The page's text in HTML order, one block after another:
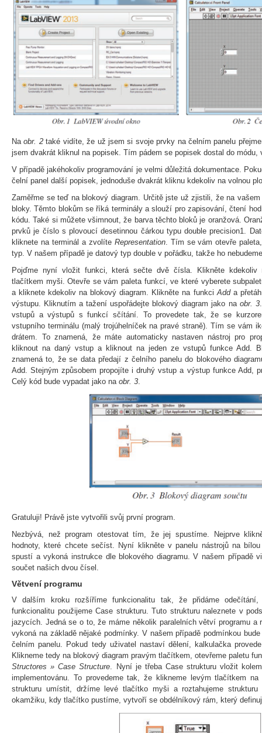
Naobr. 2také vidíte, že už jsem si svoje prvky na čelním panelu
jsem dvakrát kliknul na popisek. Tím pádem se popisek dostal do módu,
V případě jakéhokoliv programování je velmi důležitá dokumentace.
čelní panel další popisek, jednoduše dvakrát kliknu kdekoliv na volnou
Zaměřme se teď na blokový diagram. Určitě jste už zjistili, že na
bloky. Těmto blokům se říká terminály a slouží pro zapisování, čtení
kódu. Také si můžete všimnout, že barva těchto bloků je oranžová.
prvků je číslo s plovoucí desetinnou čárkou typu double precision1.
kliknete na terminál a zvolíte Representation. Tím se vám otevře
typ. V našem případě je datový typ double v pořádku, takže ho
Pojďme nyní vložit funkci, která sečte dvě čísla. Klikněte kdekoliv
tlačítkem myši. Otevře se vám paleta funkcí, ve které vyberete
a kliknete kdekoliv na blokový diagram. Klikněte na funkci Add a
výstupu. Kliknutím a tažení uspořádejte blokový diagram jako na obr. 3
vstupů a výstupů s funkcí sčítání. To provedete tak, že se
vstupního terminálu (malý trojúhelníček na pravé straně). Tím se vám
drátem. To znamená, že máte automaticky nastaven nástroj pro
kliknout na daný vstup a kliknout na jeden ze vstupů funkce Add.
znamená to, že se data předají z čelního panelu do blokového
Add. Stejným způsobem propojíte i druhý vstup a výstup funkce Add,
Celý kód bude vypadat jako na obr. 3
Gratuluji! Právě jste vytvořili svůj první program.
Nezbývá, než program otestovat tím, že jej spustíme. Nejprve
hodnoty, které chcete sečíst. Nyní klikněte v panelu nástrojů na
spustí a vykoná instrukce dle blokového diagramu. V našem případě
součet našich dvou čísel.
Větvení programu
V dalším kroku rozšíříme funkcionalitu tak, že přidáme
funkcionalitu použijeme Case strukturu. Tuto strukturu naleznete v
jazycích. Jedná se o to, že máme několik paralelních větví programu a
vykoná na základě nějaké podmínky. V našem případě podmínkou
čelním panelu. Pokud tedy uživatel nastaví dělení, kalkulačka
Klikneme tedy na blokový diagram pravým tlačítkem, otevřeme paletu
Structores » Case Structure . Nyní je třeba Case strukturu vložit
implementovánu. To provedeme tak, že klikneme levým tlačítkem
strukturu umístit, držíme levé tlačítko myši a roztahujeme
okamžiku, kdy tlačítko pustíme, vytvoří se obdélníkový rám, který